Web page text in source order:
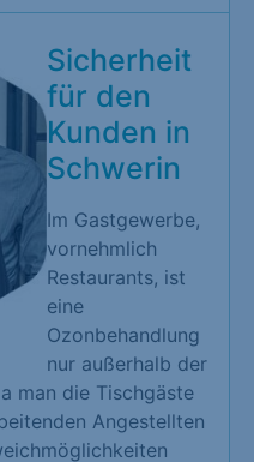
Sicherheit
für den
Kunden in
Schwerin
Im Gastgewerbe,
vornehmlich
Restaurants, ist
eine
Ozonbehandlung
nur außerhalb der
man die Tischgäste
Angestellten